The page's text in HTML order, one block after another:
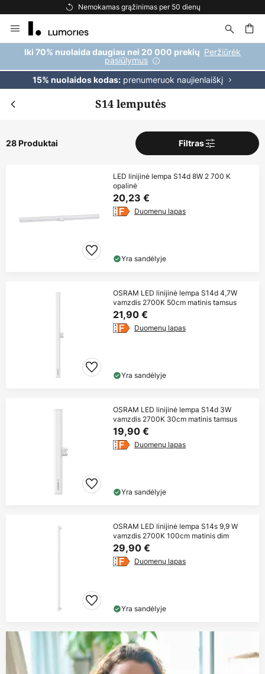
Nemokamas pristatymas užsakymams, viršijantiems 69 €
to
Content
Iki 70% nuolaida daugiau nei 20 000 prekių Peržiūrėk
pasiūlymus
15% nuolaidos kodas:prenumeruok naujienlaiškį
S14 lemputės
28 Produktai Filtras
LED linijinė lempa S14d 8W 2 700 K
opalinė
20,23 €
Duomenų lapas
Yra sandėlyje
OSRAM LED linijinė lempa S14d 4,7W
vamzdis 2700K 50cm matinis tamsus
21,90 €
Duomenų lapas
Yra sandėlyje
OSRAM LED linijinė lempa S14d 3W
vamzdis 2700K 30cm matinis tamsus
19,90 €
Duomenų lapas
Yra sandėlyje
OSRAM LED linijinė lempa S14s 9,9 W
vamzdis 2700K 100cm matinis dim
29,90 €
Duomenų lapas
Yra sandėlyje